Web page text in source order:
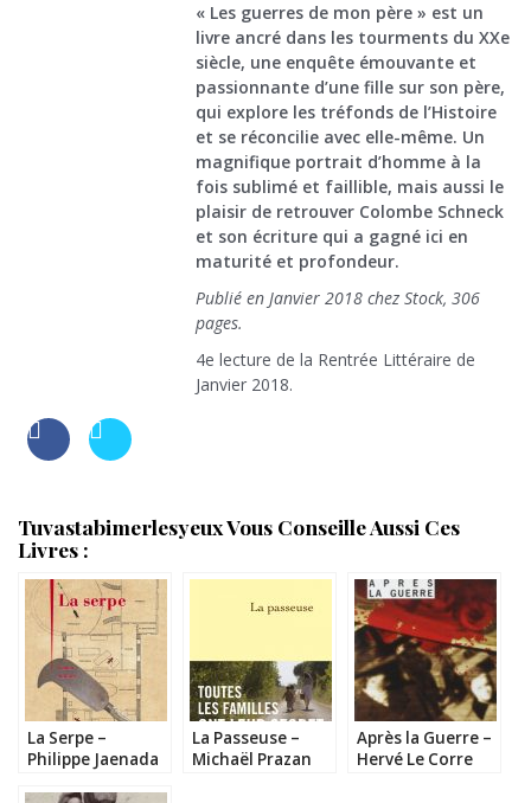
« Les guerres de mon père » est un
livre ancré dans les tourments du XXe
siècle, une enquête émouvante et
passionnante d’une fille sur son père,
qui explore les tréfonds de l’Histoire
et se réconcilie avec elle-même. Un
magnifique portrait d’homme à la
fois sublimé et faillible, mais aussi le
plaisir de retrouver Colombe Schneck
et son écriture qui a gagné ici en
maturité et profondeur.
Publié en Janvier 2018 chez Stock, 306
pages.
4e lecture de la Rentrée Littéraire de
Janvier 2018.
Tuvastabimerlesyeux Vous Conseille Aussi Ces
Livres :
La Serpe –
Philippe Jaenada
La Passeuse –
Michaël Prazan
Après la Guerre –
Hervé Le Corre